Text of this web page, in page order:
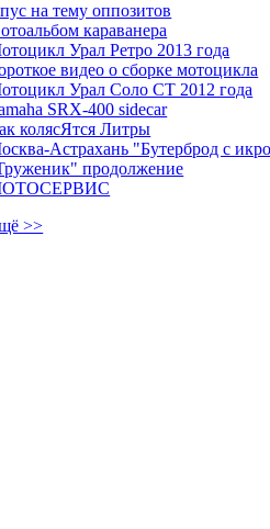
на тему оппозитов
караванера
Урал Ретро 2013 года
видео о сборке мотоцикла
Урал Соло СТ 2012 года
SRX-400 sidecar
колясЯтся Литры
Астрахань "Бутерброд с
продолжение
>>